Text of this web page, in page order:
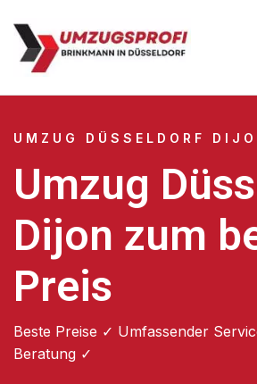
UMZUG DÜSSELDORF
Umzug
Dijon zum
Preis
Beste Preise ✓ Umfassender
Beratung ✓